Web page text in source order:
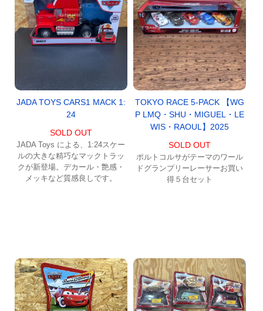
JADA TOYS CARS1 MACK 1:
24
SOLD OUT
JADA Toys による、1:24スケー
ルの大きな精巧なマックトラッ
クが新登場。デカール・艶感・
メッキなど質感良しです。
TOKYO RACE 5-PACK 【WG
P LMQ・SHU・MIGUEL・LE
WIS・RAOUL】2025
SOLD OUT
ポルトコルサがテーマのワール
ドグランプリーレーサーお買い
得５台セット